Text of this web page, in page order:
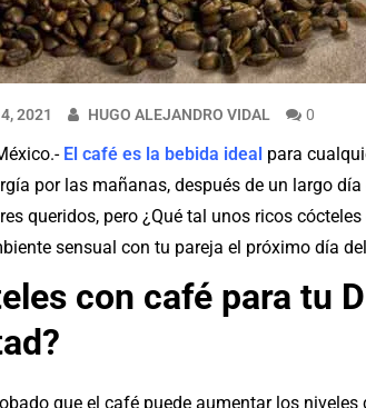
2021 HUGO ALEJANDRO VIDAL 0
El café es la bebida ideal para
por las mañanas, después de un largo
queridos, pero ¿Qué tal unos ricos
sensual con tu pareja el próximo día
con café para tu
que el café puede aumentar los